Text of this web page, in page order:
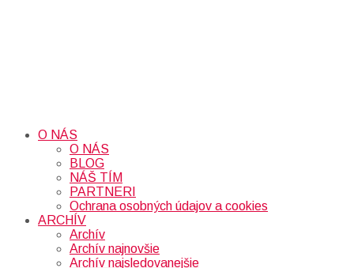
O NÁS
O NÁS
BLOG
NÁŠ TÍM
PARTNERI
Ochrana osobných údajov a cookies
ARCHÍV
Archív
Archív najnovšie
Archív najsledovanejšie